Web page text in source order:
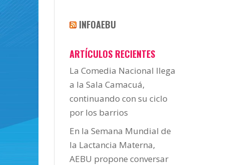
INFOAEBU
ARTÍCULOS RECIENTES
La Comedia Nacional llega
a la Sala Camacuá,
continuando con su ciclo
por los barrios
En la Semana Mundial de
la Lactancia Materna,
AEBU propone conversar